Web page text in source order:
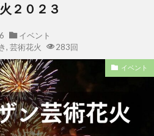
２０２３
イベント
, 芸術花火 283回
イベント